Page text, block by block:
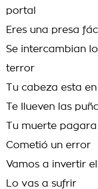
portal
Eres una presa
Se intercambian
terror
Tu cabeza esta
Te llueven las
Tu muerte
Cometió un error
Vamos a invertir
Lo vas a sufrir